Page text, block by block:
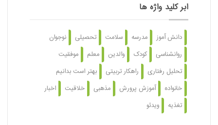
ابر کلید واژه ها
دانش آموز مدرسه سلامت تحصیلی
نوجوان
روانشناسی
کودک والدین معلم
موفقیت
تحلیل رفتاری
راهکار تربیتی
بهتر است بدانیم
خانواده
آموزش پرورش مذهبی خلاقیت
اخبار
تغذیه
ویدئو